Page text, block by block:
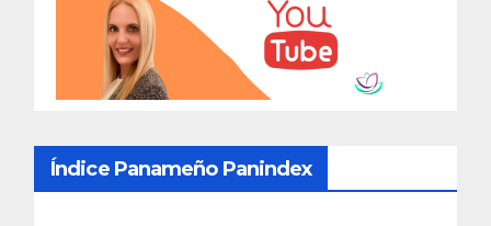
Índice Panameño Panindex